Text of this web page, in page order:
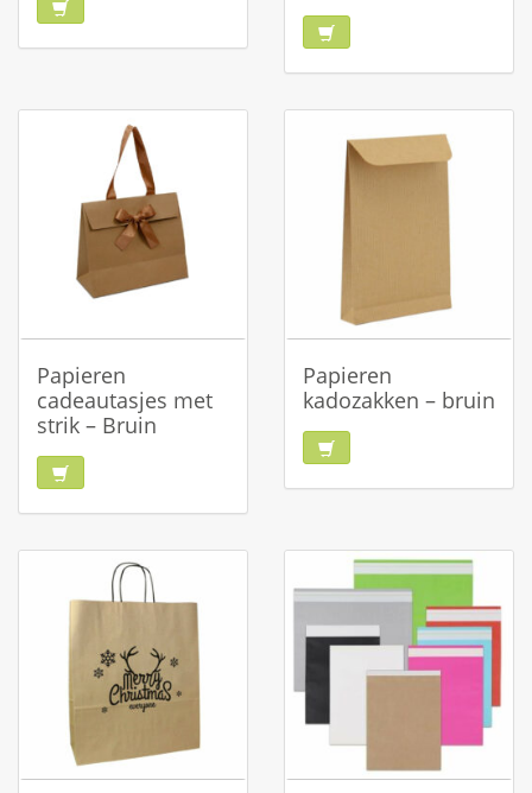
Papieren
cadeautasjes met
strik – Bruin
Papieren
kadozakken – bruin